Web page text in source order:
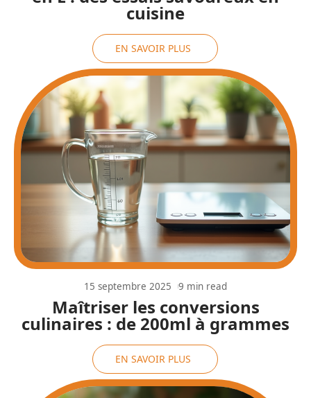
cuisine
EN SAVOIR PLUS
Maîtriser les conversions
culinaires : de 200ml à grammes
15 septembre 2025 9 min read
EN SAVOIR PLUS